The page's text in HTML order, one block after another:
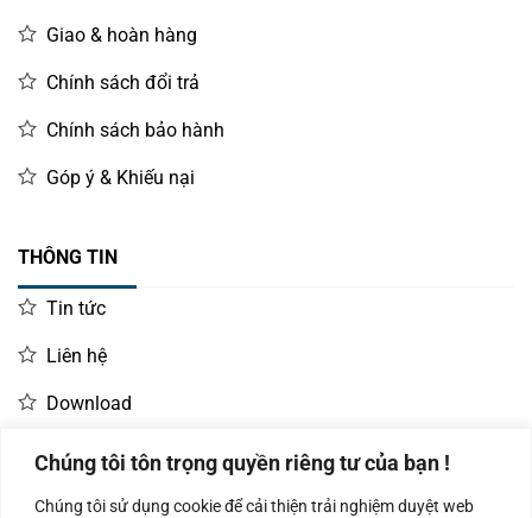
Chúng tôi tôn trọng quyền riêng tư của bạn !
Chúng tôi sử dụng cookie để cải thiện trải nghiệm duyệt web
Giao & hoàn hàng
Chính sách đổi trả
Chính sách bảo hành
Góp ý & Khiếu nại
THÔNG TIN
Tin tức
Liên hệ
Download
LIÊN HỆ MUA HÀNG